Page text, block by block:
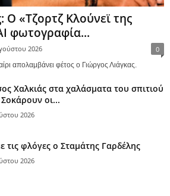
Ο «Τζορτζ Κλούνεϊ της
φωτογραφία...
2026 0
απολαμβάνει φέτος ο Γιώργος Λιάγκας.
Χαλκιάς στα χαλάσματα του σπιτιού
οι...
2026
τις φλόγες ο Σταμάτης Γαρδέλης
2026